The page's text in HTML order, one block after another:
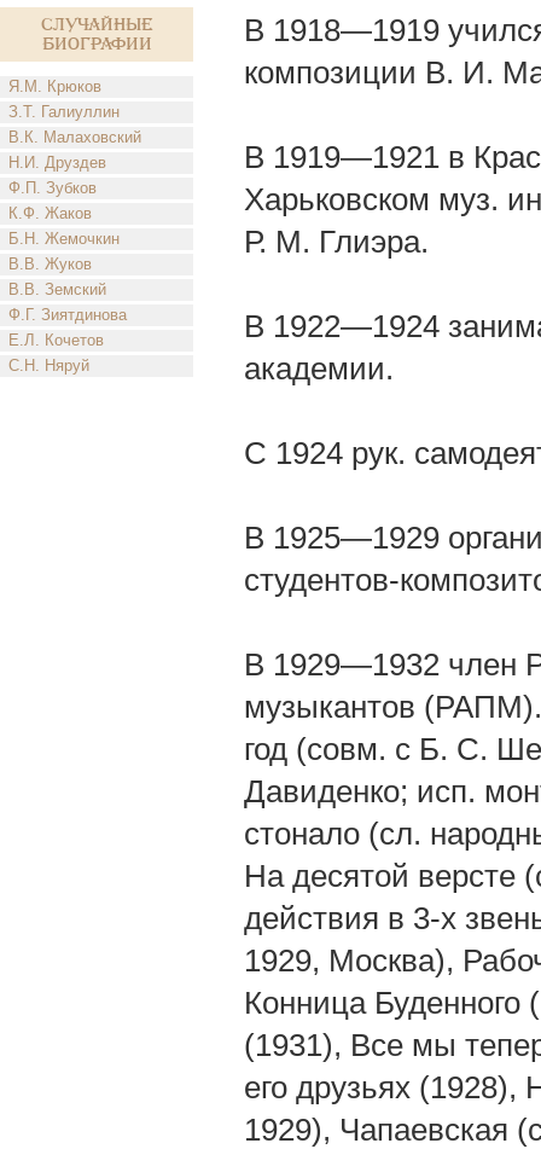
Случайные
биографии
Я.М. Крюков
З.Т. Галиуллин
В.К. Малаховский
Н.И. Друздев
Ф.П. Зубков
К.Ф. Жаков
Б.Н. Жемочкин
В.В. Жуков
В.В. Земский
Ф.Г. Зиятдинова
Е.Л. Кочетов
С.Н. Няруй
В 1918—1919
композиции В. И.
В 1919—1921 в
Харьковском муз.
Р. М. Глиэра.
В 1922—1924
академии.
С 1924 рук.
В 1925—1929
студентов-
В 1929—1932 член
музыкантов
год (совм. с Б. С.
Давиденко; исп.
стонало (сл.
На десятой версте
действия в 3-х
1929, Москва),
Конница Буденного
(1931), Все мы
его друзьях (1928),
1929), Чапаевская